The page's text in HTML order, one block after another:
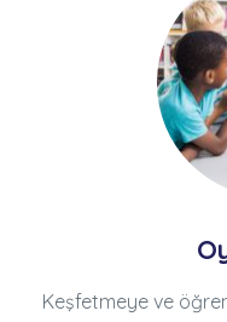
Keşfetmeye ve